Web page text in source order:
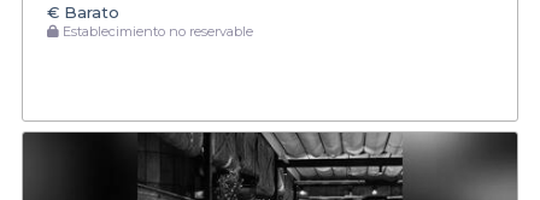
€ Barato
Establecimiento no reservable